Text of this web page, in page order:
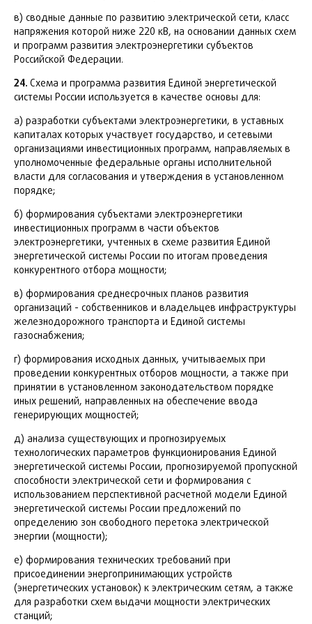
в) сводные данные по развитию электрической сети, класс
напряжения которой ниже 220 кВ, на основании данных схем
и программ развития электроэнергетики субъектов
Российской Федерации.
24. Схема и программа развития Единой энергетической
системы России используется в качестве основы для:
а) разработки субъектами электроэнергетики, в уставных
капиталах которых участвует государство, и сетевыми
организациями инвестиционных программ, направляемых в
уполномоченные федеральные органы исполнительной
власти для согласования и утверждения в установленном
порядке;
б) формирования субъектами электроэнергетики
инвестиционных программ в части объектов
электроэнергетики, учтенных в схеме развития Единой
энергетической системы России по итогам проведения
конкурентного отбора мощности;
в) формирования среднесрочных планов развития
организаций - собственников и владельцев инфраструктуры
железнодорожного транспорта и Единой системы
газоснабжения;
г) формирования исходных данных, учитываемых при
проведении конкурентных отборов мощности, а также при
принятии в установленном законодательством порядке
иных решений, направленных на обеспечение ввода
генерирующих мощностей;
д) анализа существующих и прогнозируемых
технологических параметров функционирования Единой
энергетической системы России, прогнозируемой пропускной
способности электрической сети и формирования с
использованием перспективной расчетной модели Единой
энергетической системы России предложений по
определению зон свободного перетока электрической
энергии (мощности);
е) формирования технических требований при
присоединении энергопринимающих устройств
(энергетических установок) к электрическим сетям, а также
для разработки схем выдачи мощности электрических
станций;